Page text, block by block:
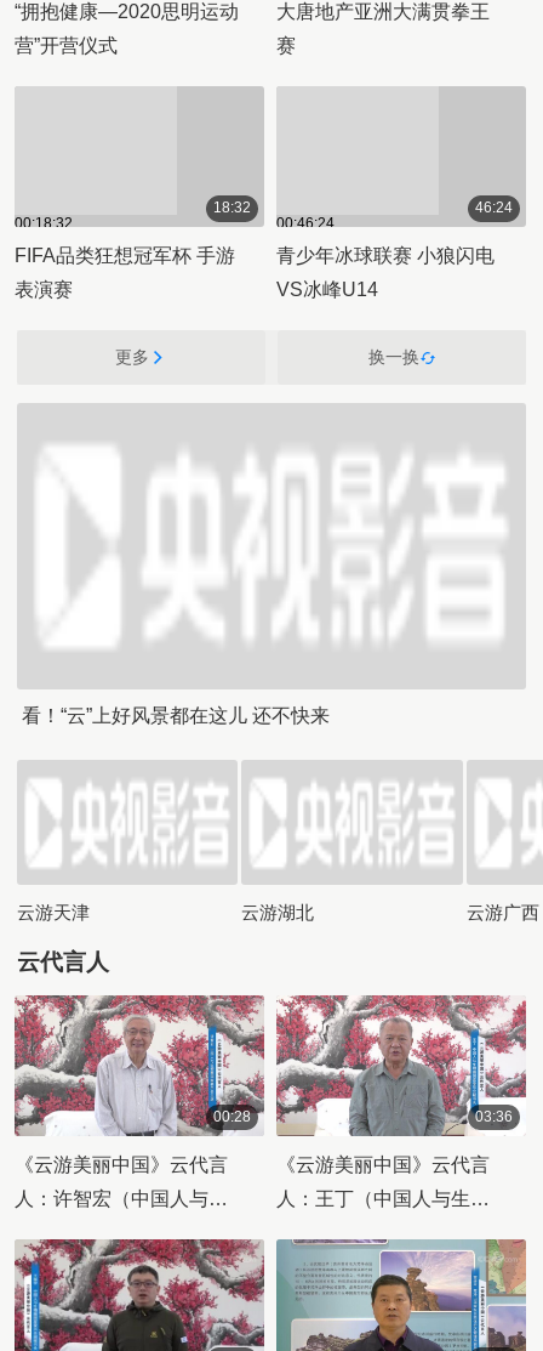
“拥抱健康—2020思明运动
营”开营仪式
大唐地产亚洲大满贯拳王
赛
00:18:32
18:32
FIFA品类狂想冠军杯 手游
表演赛
00:46:24
46:24
青少年冰球联赛 小狼闪电
VS冰峰U14
更多 换一换
看！“云”上好风景都在这儿 还不快来
云游天津 云游湖北 云游广西
云代言人
00:28
《云游美丽中国》云代言
人：许智宏（中国人与生
03:36
《云游美丽中国》云代言
人：王丁（中国人与生物